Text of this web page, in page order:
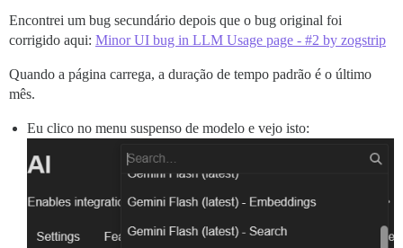
Encontrei um bug secundário depois que o bug original foi
corrigido aqui: Minor UI bug in LLM Usage page - #2 by zogstrip
Quando a página carrega, a duração de tempo padrão é o último
mês.
Eu clico no menu suspenso de modelo e vejo isto: